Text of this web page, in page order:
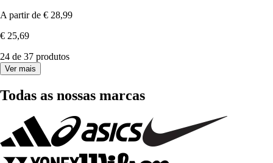
A partir de € 28,99
€ 25,69
24 de 37 produtos
Ver mais
Todas as nossas marcas